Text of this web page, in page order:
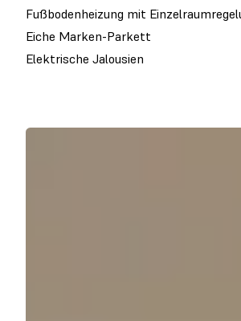
Fußbodenheizung mit
Eiche Marken-Parkett
Elektrische Jalousien